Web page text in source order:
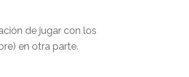
de jugar con los
en otra parte.